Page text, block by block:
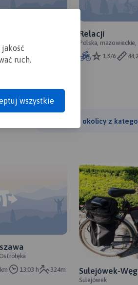
ruch.
wszystkie
1:18 h
Relacji
Polska,
1.3/6
Szukaj w okolicy z
13:03 h 324m Sulejówek-
Sulejówek